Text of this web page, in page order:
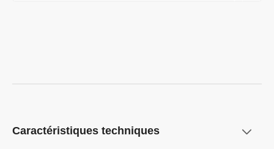
Caractéristiques techniques